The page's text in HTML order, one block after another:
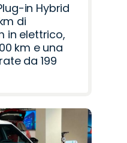
in Hybrid
di
in elettrico,
km e una
da 199